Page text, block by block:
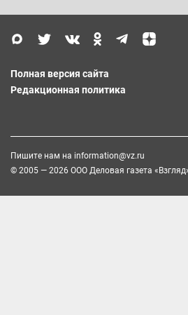
Полная версия сайта
Редакционная политика
Пишите нам на information@vz.ru
© 2005 — 2026 ООО Деловая газета